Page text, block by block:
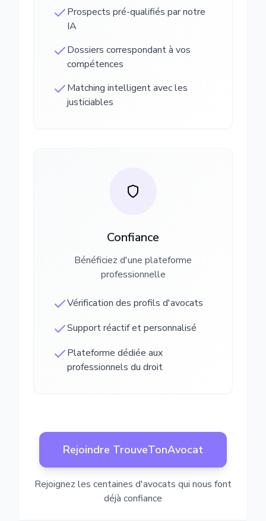
Prospects pré-qualifiés par notre
IA
Dossiers correspondant à vos
compétences
Matching intelligent avec les
justiciables
Confiance
Bénéficiez d'une plateforme
professionnelle
Vérification des profils d'avocats
Support réactif et personnalisé
Plateforme dédiée aux
professionnels du droit
Rejoindre TrouveTonAvocat
Rejoignez les centaines d'avocats qui nous font
déjà confiance